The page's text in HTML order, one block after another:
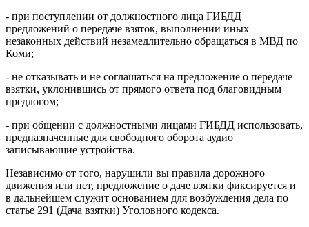
- при поступлении от должностного лица ГИБДД
предложений о передаче взяток, выполнении иных
незаконных действий незамедлительно обращаться в МВД по
Коми;
- не отказывать и не соглашаться на предложение о передаче
взятки, уклонившись от прямого ответа под благовидным
предлогом;
- при общении с должностными лицами ГИБДД использовать,
предназначенные для свободного оборота аудио
записывающие устройства.
Независимо от того, нарушили вы правила дорожного
движения или нет, предложение о даче взятки фиксируется и
в дальнейшем служит основанием для возбуждения дела по
статье 291 (Дача взятки) Уголовного кодекса.